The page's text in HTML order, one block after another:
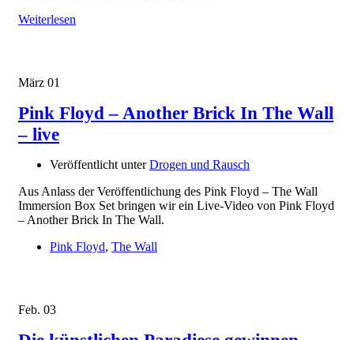
Weiterlesen
März 01
Pink Floyd – Another Brick In The Wall
– live
Veröffentlicht unterDrogen und Rausch
Aus Anlass der Veröffentlichung des Pink Floyd – The Wall
Immersion Box Set bringen wir ein Live-Video von Pink Floyd
– Another Brick In The Wall.
Pink Floyd, The Wall
Feb. 03